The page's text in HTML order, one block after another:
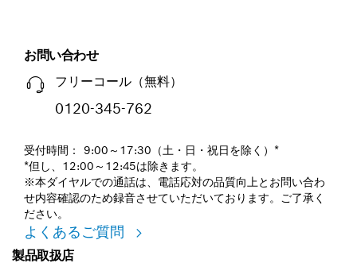
お問い合わせ
フリーコール（無料）
0120-345-762
受付時間： 9:00～17:30（土・日・祝日を除く）*
*但し、12:00～12:45は除きます。
※本ダイヤルでの通話は、電話応対の品質向上とお問い合わ
せ内容確認のため録音させていただいております。ご了承く
ださい。
よくあるご質問
製品取扱店